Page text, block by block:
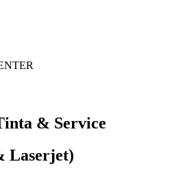
& Service
Laserjet)